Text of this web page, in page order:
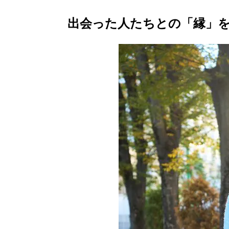
出会った人たちとの「縁」